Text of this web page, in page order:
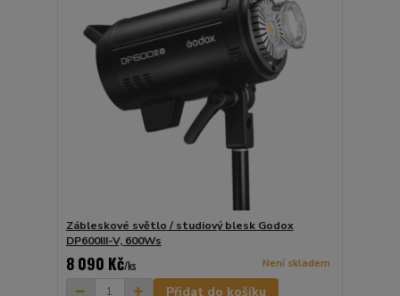
Zábleskové světlo / studiový blesk Godox
DP600III-V, 600Ws
8 090 Kč/ks Není skladem
Přidat do košíku